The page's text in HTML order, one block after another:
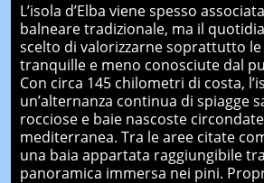
L’isola d’Elba viene spesso
balneare tradizionale, ma il
scelto di valorizzarne soprattutto le
tranquille e meno conosciute dal
Con circa 145 chilometri di costa,
un’alternanza continua di spiagge
rocciose e baie nascoste
mediterranea. Tra le aree citate
una baia appartata raggiungibile
panoramica immersa nei pini.